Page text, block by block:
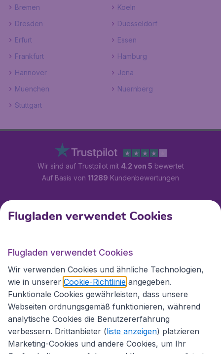
Bremen
Koeln
Dresden
Duesseldorf
Erfurt
Essen
Frankfurt
Hamburg
Hannover
Jena
Muenchen
Nuernberg
Stuttgart
Wir sind auf Trustpilot mit 4.2 von 5 bewertet
Auf Basis von 11289 Kundenbewertungen
Kundenservice
Flugladen.at
Internationale Webseiten
Flugladen verwendet Cookies
Flugladen verwendet Cookies
Wir verwenden Cookies und ähnliche Technologien,
wie in unserer Cookie-Richtlinie angegeben.
Funktionale Cookies gewährleisten, dass unsere
Webseiten ordnungsgemäß funktionieren, während
analytische Cookies die Benutzererfahrung
verbessern. Drittanbieter (liste anzeigen) platzieren
Marketing-Cookies und andere Cookies, um Ihr